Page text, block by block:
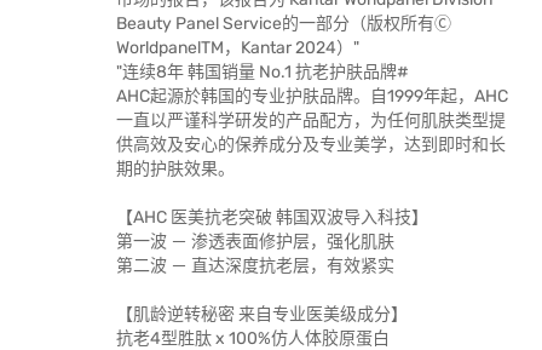
Beauty Panel Service的一部分（版权所有Ⓒ
WorldpanelTM，Kantar 2024）"
"连续8年 韩国销量 No.1 抗老护肤品牌#
AHC起源於韩国的专业护肤品牌。自1999年起，AHC
一直以严谨科学研发的产品配方，为任何肌肤类型提
供高效及安心的保养成分及专业美学，达到即时和长
期的护肤效果。
【AHC 医美抗老突破 韩国双波导入科技】
第一波 － 渗透表面修护层，强化肌肤
第二波 － 直达深度抗老层，有效紧实
【肌龄逆转秘密 来自专业医美级成分】
抗老4型胜肽 x 100%仿人体胶原蛋白